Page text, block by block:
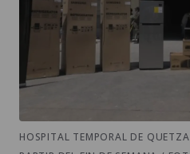
HOSPITAL TEMPORAL DE